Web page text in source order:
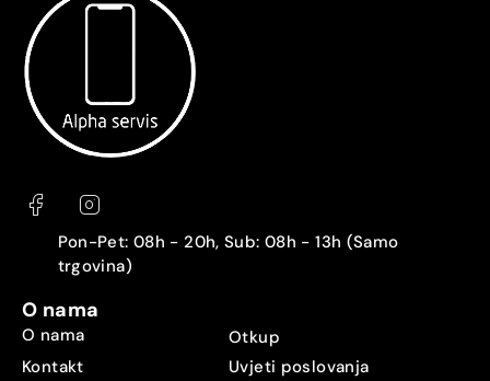
Pon-Pet: 08h - 20h, Sub: 08h - 13h (Samo
trgovina)
O nama
O nama
Otkup
Kontakt
Uvjeti poslovanja